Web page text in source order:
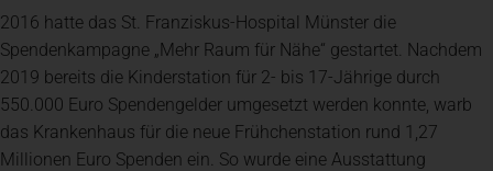
2016 hatte das St. Franziskus-Hospital Münster die
Spendenkampagne „Mehr Raum für Nähe“ gestartet. Nachdem
2019 bereits die Kinderstation für 2- bis 17-Jährige durch
550.000 Euro Spendengelder umgesetzt werden konnte, warb
das Krankenhaus für die neue Frühchenstation rund 1,27
Millionen Euro Spenden ein. So wurde eine Ausstattung